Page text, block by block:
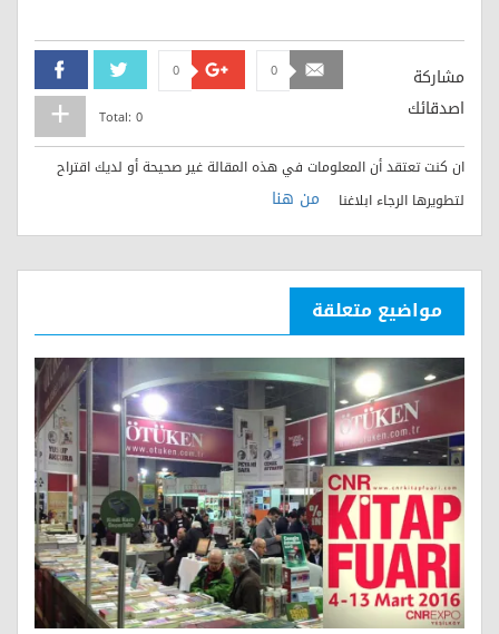
مشاركة
اصدقائك
Facebook Twitter
0 Google+
0
Total: 0
ان كنت تعتقد أن المعلومات في هذه المقالة غير صحيحة أو لديك اقتراح
لتطويرها الرجاء ابلاغنا
من هنا
مواضيع متعلقة